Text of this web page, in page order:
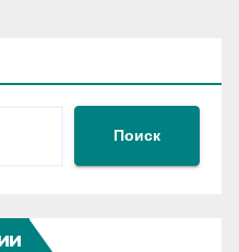
Поиск